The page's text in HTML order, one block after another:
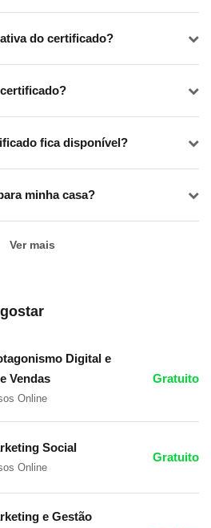
Digital
e Inclusão na prática
do certificado?
fica disponível?
minha casa?
Ver mais
Digital e
Vendas
Online
Gratuito
Social
Online
Gratuito
e Gestão